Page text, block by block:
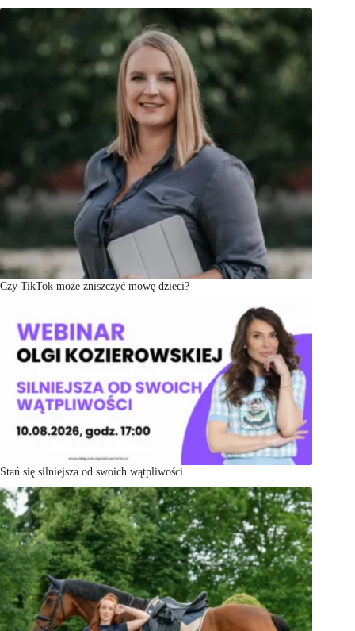
Czy TikTok może zniszczyć mowę dzieci?
Stań się silniejsza od swoich wątpliwości